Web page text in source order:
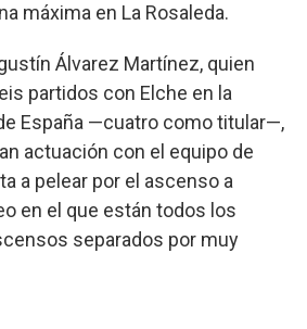
máxima en La Rosaleda.
Álvarez Martínez, quien
partidos con Elche en la
España —cuatro como titular—,
actuación con el equipo de
a pelear por el ascenso a
en el que están todos los
separados por muy